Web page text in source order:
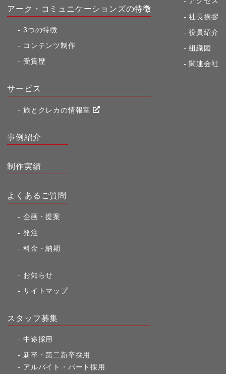
アーク・コミュニケーションズの特徴
3つの特徴
コンテンツ制作
受賞歴
サービス
旅とクレカの情報室
社長挨拶
役員紹介
組織図
関連会社
事例紹介
制作実績
よくあるご質問
企画・提案
発注
料金・納期
お知らせ
サイトマップ
スタッフ募集
中途採用
新卒・第二新卒採用
アルバイト・パート採用